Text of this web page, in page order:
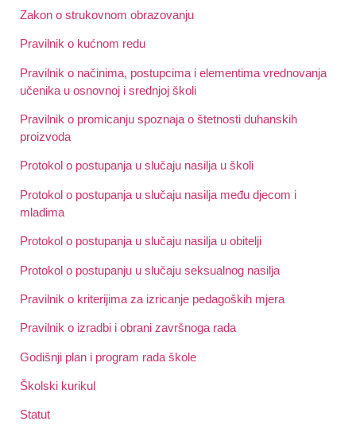
Zakon o strukovnom obrazovanju
Pravilnik o kućnom redu
Pravilnik o načinima, postupcima i elementima vrednovanja
učenika u osnovnoj i srednjoj školi
Pravilnik o promicanju spoznaja o štetnosti duhanskih
proizvoda
Protokol o postupanja u slučaju nasilja u školi
Protokol o postupanja u slučaju nasilja među djecom i
mladima
Protokol o postupanja u slučaju nasilja u obitelji
Protokol o postupanju u slučaju seksualnog nasilja
Pravilnik o kriterijima za izricanje pedagoških mjera
Pravilnik o izradbi i obrani završnoga rada
Godišnji plan i program rada škole
Školski kurikul
Statut